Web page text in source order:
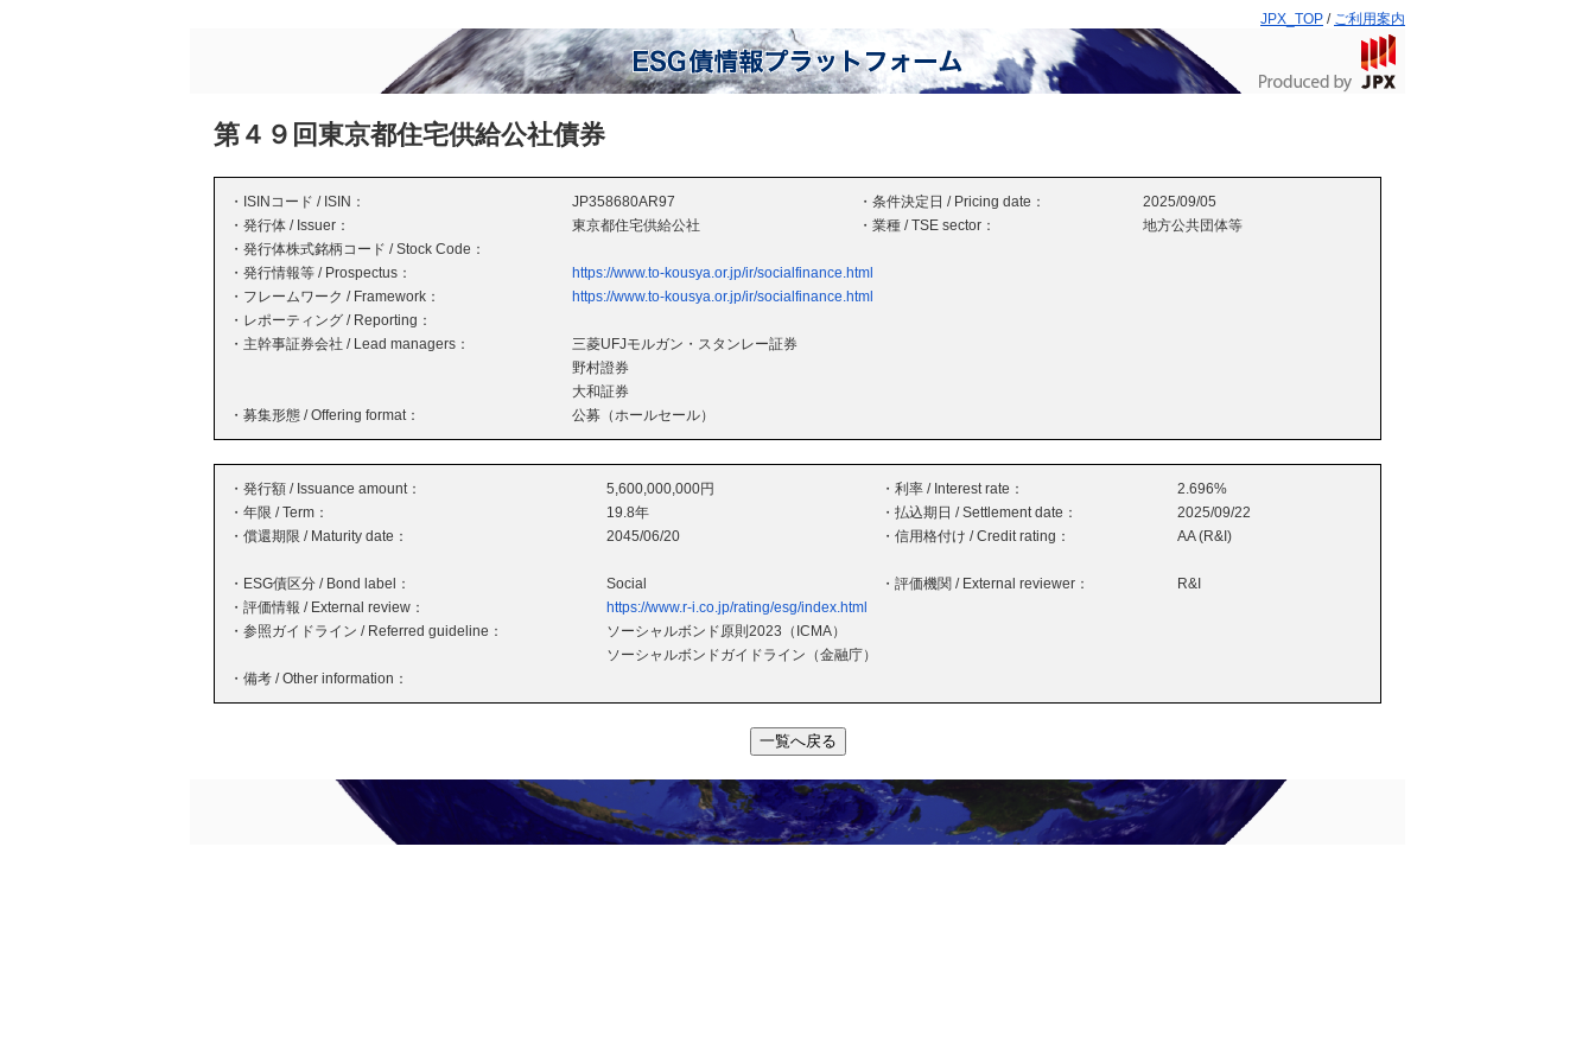
JPX_TOP / ご利用案内
第４９回東京都住宅供給公社債券
・ISINコード / ISIN： JP358680AR97 ・条件決定日 / Pricing date：
2025/09/05
・発行体 / Issuer：
東京都住宅供給公社 ・業種 / TSE sector：
地方公共団体等
・発行体株式銘柄コード / Stock Code：
・発行情報等 / Prospectus：
https://www.to-kousya.or.jp/ir/socialfinance.html
・フレームワーク / Framework：
https://www.to-kousya.or.jp/ir/socialfinance.html
・レポーティング / Reporting：
・主幹事証券会社 / Lead managers：
三菱UFJモルガン・スタンレー証券
野村證券
大和証券
・募集形態 / Offering format：
公募（ホールセール）
・発行額 / Issuance amount： 5,600,000,000円 ・利率 / Interest rate：
2.696%
・年限 / Term：
19.8年 ・払込期日 / Settlement date：
2025/09/22
・償還期限 / Maturity date：
2045/06/20 ・信用格付け / Credit rating： AA (R&I)
・ESG債区分 / Bond label： Social ・評価機関 / External reviewer：
R&I
・評価情報 / External review：
https://www.r-i.co.jp/rating/esg/index.html
・参照ガイドライン / Referred guideline：
ソーシャルボンド原則2023（ICMA）
ソーシャルボンドガイドライン（金融庁）
・備考 / Other information：
一覧へ戻る